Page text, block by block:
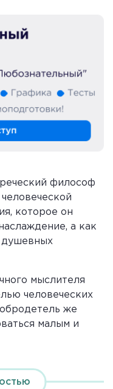
философ
которое он
а как
душевных
мыслителя
человеческих
же
малым и
мира.